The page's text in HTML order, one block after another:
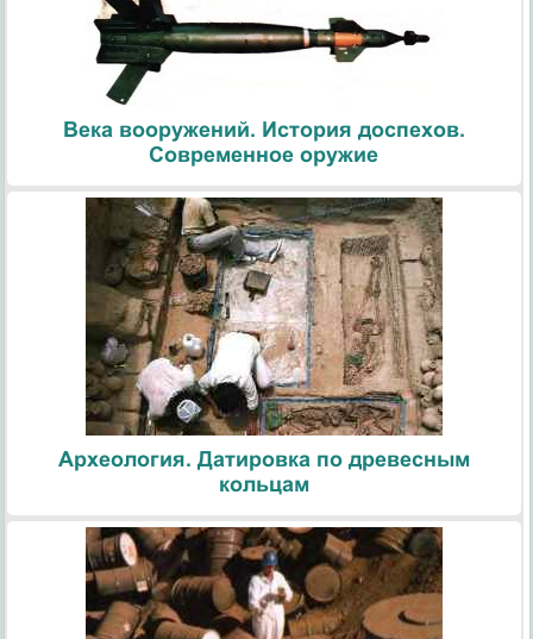
Века вооружений. История доспехов.
Современное оружие
Археология. Датировка по древесным
кольцам